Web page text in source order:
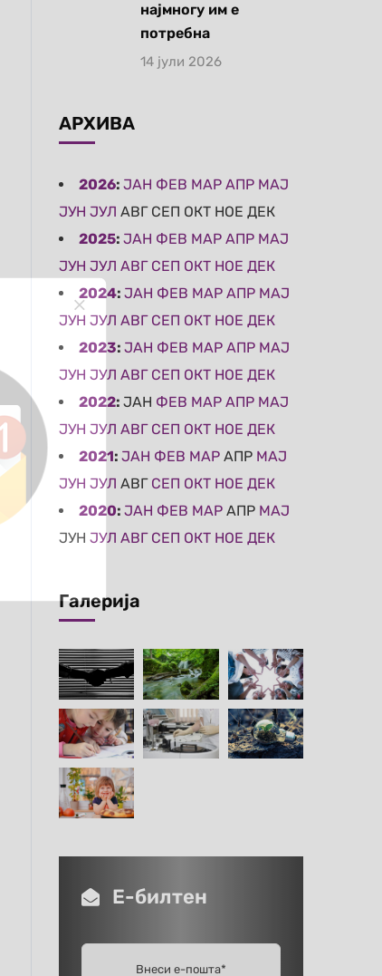
најмногу им е
потребна
14 јули 2026
АРХИВА
2026: ЈАН ФЕВ МАР АПР МАЈ
ЈУН ЈУЛ АВГ СЕП ОКТ НОЕ ДЕК
2025: ЈАН ФЕВ МАР АПР МАЈ
ЈУН ЈУЛ АВГ СЕП ОКТ НОЕ ДЕК
2024: ЈАН ФЕВ МАР АПР МАЈ
ЈУН ЈУЛ АВГ СЕП ОКТ НОЕ ДЕК
2023: ЈАН ФЕВ МАР АПР МАЈ
ЈУН ЈУЛ АВГ СЕП ОКТ НОЕ ДЕК
2022: ЈАН ФЕВ МАР АПР МАЈ
ЈУН ЈУЛ АВГ СЕП ОКТ НОЕ ДЕК
2021: ЈАН ФЕВ МАР АПР МАЈ
ЈУН ЈУЛ АВГ СЕП ОКТ НОЕ ДЕК
2020: ЈАН ФЕВ МАР АПР МАЈ
ЈУН ЈУЛ АВГ СЕП ОКТ НОЕ ДЕК
Галерија
Е-билтен